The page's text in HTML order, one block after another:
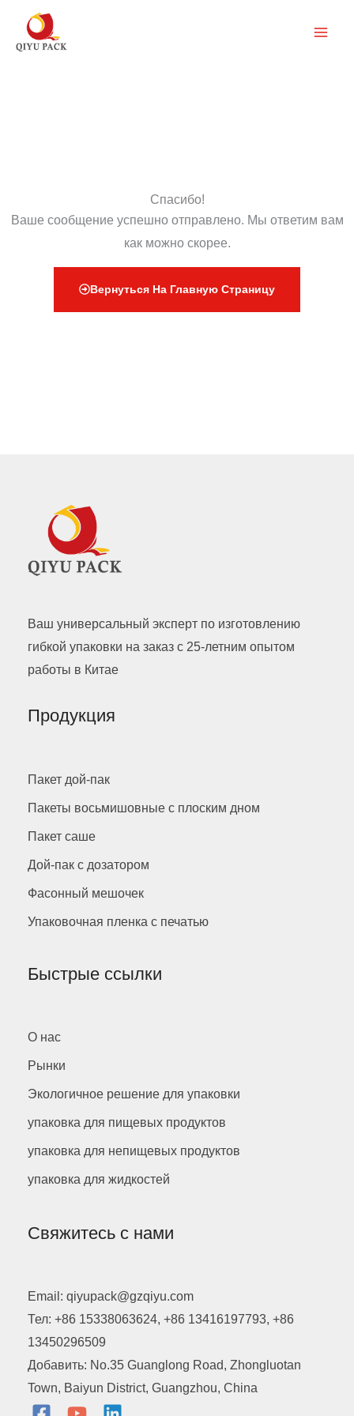
Перейти
содержимому
Спасибо!
Ваше сообщение успешно отправлено. Мы ответим вам
как можно скорее.
Вернуться На Главную Страницу
Ваш универсальный эксперт по изготовлению
гибкой упаковки на заказ с 25-летним опытом
работы в Китае
Продукция
Пакет дой-пак
Пакеты восьмишовные с плоским дном
Пакет саше
Дой-пак с дозатором
Фасонный мешочек
Упаковочная пленка с печатью
Быстрые ссылки
О нас
Рынки
Экологичное решение для упаковки
упаковка для пищевых продуктов
упаковка для непищевых продуктов
упаковка для жидкостей
Свяжитесь с нами
Email: qiyupack@gzqiyu.com
Тел: +86 15338063624, +86 13416197793, +86
13450296509
Добавить: No.35 Guanglong Road, Zhongluotan
Town, Baiyun District, Guangzhou, China